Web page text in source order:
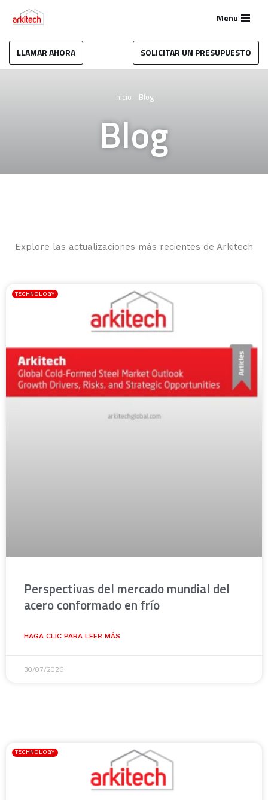
al
contenido
Menu
LLAMAR AHORA SOLICITAR UN PRESUPUESTO
Inicio - Blog
Blog
Explore las actualizaciones más recientes de Arkitech
TECHNOLOGY
Perspectivas del mercado mundial del
acero conformado en frío
HAGA CLIC PARA LEER MÁS
30/07/2026
TECHNOLOGY